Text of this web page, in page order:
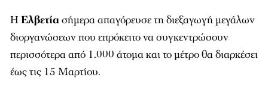
ΗΕλβετίασήμερα απαγόρευσε τη διεξαγωγή μεγάλων
διοργανώσεων που επρόκειτο να συγκεντρώσουν
περισσότερα από 1.000 άτομα και το μέτρο θα διαρκέσει
έως τις 15 Μαρτίου.